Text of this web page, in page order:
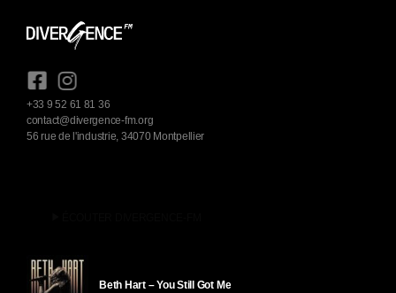
+33 9 52 61 81 36
contact@divergence-fm.org
56 rue de l'industrie, 34070 Montpellier
Beth Hart – You Still Got Me